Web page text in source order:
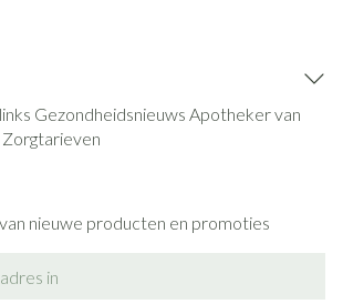
Gezondheidsnieuws Apotheker van
Zorgtarieven
nieuwe producten en promoties